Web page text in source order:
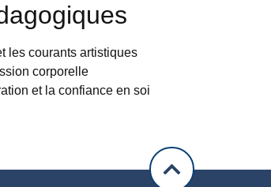
les courants artistiques
corporelle
et la confiance en soi